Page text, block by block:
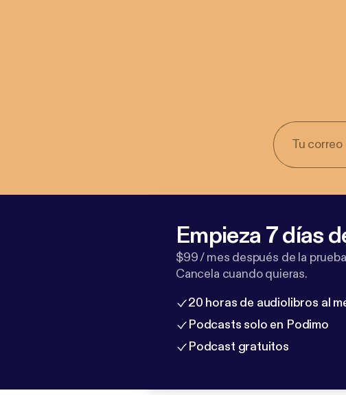
Empieza 7 días
$99 / mes después de la
Cancela cuando quieras.
20 horas de audiolibros al
Podcasts solo en Podimo
Podcast gratuitos